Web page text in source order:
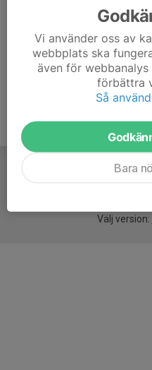
Välj version:
Vi använder oss av
webbplats ska
även för
förbättra
Så
Bara